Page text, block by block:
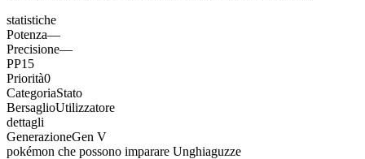
statistiche
Potenza—
Precisione—
PP15
Priorità0
CategoriaStato
BersaglioUtilizzatore
dettagli
GenerazioneGen V
pokémon che possono imparare Unghiaguzze